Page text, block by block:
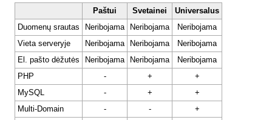
Paštui Svetainei
Universalus
Duomenų srautas
Neribojama Neribojama
Neribojama
Vieta serveryje
Neribojama Neribojama
Neribojama
El. pašto dėžutės
Neribojama Neribojama
Neribojama
PHP
- +
+
MySQL
- +
+
Multi-Domain
- -
+